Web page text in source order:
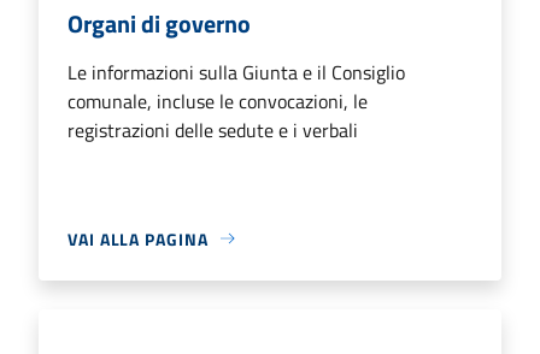
Organi di governo
Le informazioni sulla Giunta e il Consiglio
comunale, incluse le convocazioni, le
registrazioni delle sedute e i verbali
VAI ALLA PAGINA